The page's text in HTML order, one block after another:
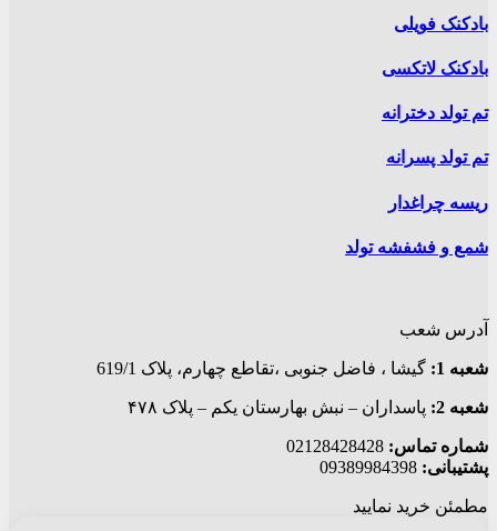
بادکنک فویلی
بادکنک لاتکسی
تم تولد دخترانه
تم تولد پسرانه
ریسه چراغدار
شمع و فشفشه تولد
آدرس شعب
شعبه 1: گيشا ، فاضل جنوبی ،تقاطع چهارم، پلاک 619/1
شعبه 2: پاسداران – نبش بهارستان یکم – پلاک ۴۷۸
شماره تماس:
پشتیبانی:
مطمئن خرید نمایید